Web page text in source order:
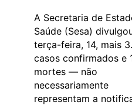
A Secretaria de
Saúde (Sesa)
terça-feira, 14, mais
casos confirmados e
mortes — não
necessariamente
representam a